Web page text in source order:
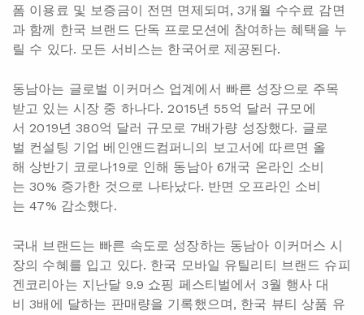
폼 이용료 및 보증금이 전면 면제되며, 3개월 수수료 감면
과 함께 한국 브랜드 단독 프로모션에 참여하는 혜택을 누
릴 수 있다. 모든 서비스는 한국어로 제공된다.
동남아는 글로벌 이커머스 업계에서 빠른 성장으로 주목
받고 있는 시장 중 하나다. 2015년 55억 달러 규모에
서 2019년 380억 달러 규모로 7배가량 성장했다. 글로
벌 컨설팅 기업 베인앤드컴퍼니의 보고서에 따르면 올
해 상반기 코로나19로 인해 동남아 6개국 온라인 소비
는 30% 증가한 것으로 나타났다. 반면 오프라인 소비
는 47% 감소했다.
국내 브랜드는 빠른 속도로 성장하는 동남아 이커머스 시
장의 수혜를 입고 있다. 한국 모바일 유틸리티 브랜드 슈피
겐코리아는 지난달 9.9 쇼핑 페스티벌에서 3월 행사 대
비 3배에 달하는 판매량을 기록했으며, 한국 뷰티 상품 유